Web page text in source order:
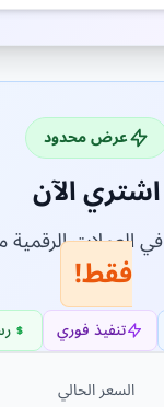
عرض محدود
اشتري الآن
العملات
فقط!
تنفيذ فوري
السعر الحالي